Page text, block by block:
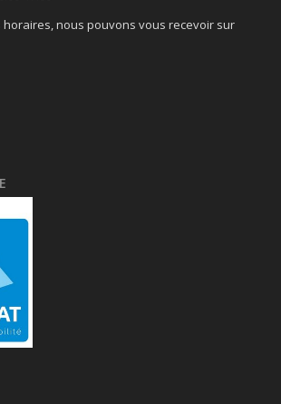
horaires, nous pouvons vous recevoir sur